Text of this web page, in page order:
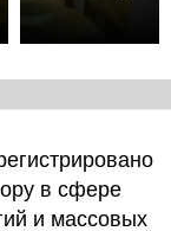
в сфере
и массовых